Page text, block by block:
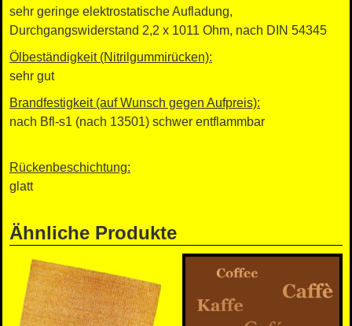
sehr geringe elektrostatische Aufladung,
Durchgangswiderstand 2,2 x 1011 Ohm, nach DIN 54345
Ölbeständigkeit (Nitrilgummirücken):
sehr gut
Brandfestigkeit (auf Wunsch gegen Aufpreis):
nach Bfl-s1 (nach 13501) schwer entflammbar
Rückenbeschichtung:
glatt
Ähnliche Produkte